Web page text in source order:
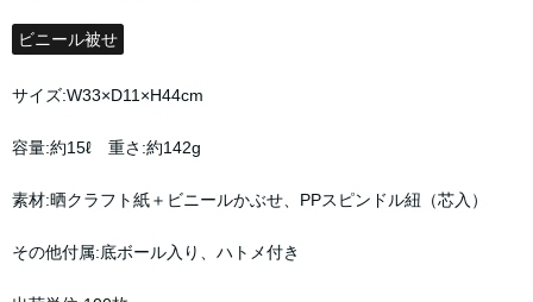
ビニール被せ
サイズ:W33×D11×H44cm
容量:約15ℓ 重さ:約142g
素材:晒クラフト紙＋ビニールかぶせ、PPスピンドル紐（芯入）
その他付属:底ボール入り、ハトメ付き